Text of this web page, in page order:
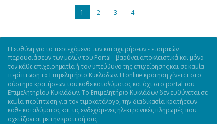
1 2 3 4
Η ευθύνη για το περιεχόμενο των καταχωρήσεων - εταιρικών
παρουσιάσεων των μελών του Portal - βαρύνει αποκλειστικά και μόνο
τον κάθε επιχειρηματία ή τον υπεύθυνο της επιχείρησης και σε καμία
περίπτωση το Επιμελητήριο Κυκλάδων. Η online κράτηση γίνεται στο
σύστημα κρατήσεων του κάθε καταλύματος και όχι στο portal του
Επιμελητηρίου Κυκλάδων. Το Επιμελητήριο Κυκλάδων δεν ευθύνεται σε
καμία περίπτωση για τον τιμοκατάλογο, την διαδικασία κρατήσεων
κάθε καταλύματος και τις ενδεχόμενες ηλεκτρονικές πληρωμές που
σχετίζονται με την κράτησή σας.